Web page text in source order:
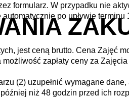
formularz. W przypadku nie
po upływie terminu
jest ceną brutto. Cena Zajęć
zapłaty ceny za
(2) uzupełnić wymagane
później niż 48 godzin przed